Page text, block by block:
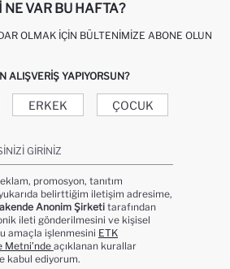
NE VAR BU HAFTA?
OLMAK İÇIN BÜLTENIMIZE ABONE OLUN
ALIŞVERIŞ YAPIYORSUN?
ERKEK ÇOCUK
GIRINIZ
promosyon, tanıtım
belirttiğim iletişim adresime,
Anonim Şirketi tarafından
ileti gönderilmesini ve kişisel
amaçla işlenmesini ETK
Metni’nde açıklanan kurallar
kabul ediyorum.